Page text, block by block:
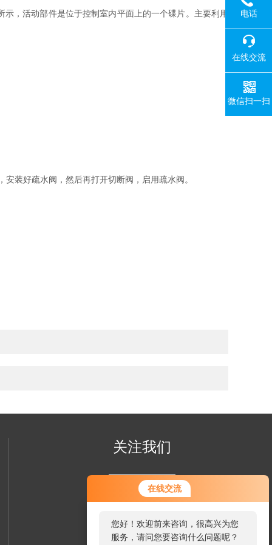
在线交流
您好！欢迎前来咨询，很高兴为您
服务，请问您要咨询什么问题呢？
活动部件是位于控制室内平面上的一个碟片。主要利用
装好疏水阀，然后再打开切断阀，启用疏水阀。
关注我们
电话
在线交流
微信扫一扫